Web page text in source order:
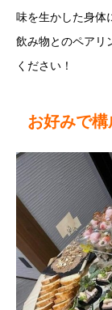
味を生かした身体
飲み物とのペアリ
ください！
お好みで